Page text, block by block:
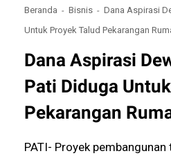
Beranda Bisnis
Dana Aspirasi
Untuk Proyek Talud Pekarangan
Dana Aspirasi
Pati Diduga
Pekarangan
PATI- Proyek